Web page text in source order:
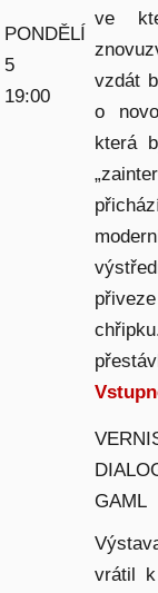
PONDĚLÍ
5
19:00
ve
vzdát
o
která
GAML
vrátil